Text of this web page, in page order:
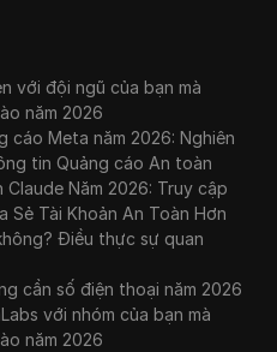
với đội ngũ của bạn mà
năm 2026
cáo Meta năm 2026: Nghiên
tin Quảng cáo An toàn
Claude Năm 2026: Truy cập
Sẻ Tài Khoản An Toàn Hơn
Điều thực sự quan
cần số điện thoại năm 2026
với nhóm của bạn mà
năm 2026